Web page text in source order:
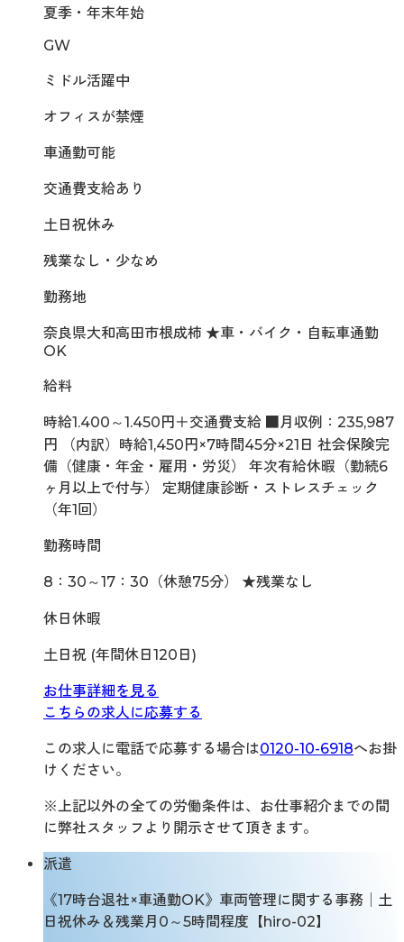
夏季・年末年始
GW
ミドル活躍中
オフィスが禁煙
車通勤可能
交通費支給あり
土日祝休み
残業なし・少なめ
勤務地
奈良県大和高田市根成柿 ★車・バイク・自転車通勤
OK
給料
時給1.400～1.450円＋交通費支給 ■月収例：235,987
円 （内訳）時給1,450円×7時間45分×21日 社会保険完
備（健康・年金・雇用・労災） 年次有給休暇（勤続6
ヶ月以上で付与） 定期健康診断・ストレスチェック
（年1回）
勤務時間
8：30～17：30（休憩75分） ★残業なし
休日休暇
土日祝 (年間休日120日)
お仕事詳細を見る
こちらの求人に応募する
この求人に電話で応募する場合は0120-10-6918へお掛
けください。
※上記以外の全ての労働条件は、お仕事紹介までの間
に弊社スタッフより開示させて頂きます。
派遣
《17時台退社×車通勤OK》車両管理に関する事務│土
日祝休み＆残業月0～5時間程度【hiro-02】